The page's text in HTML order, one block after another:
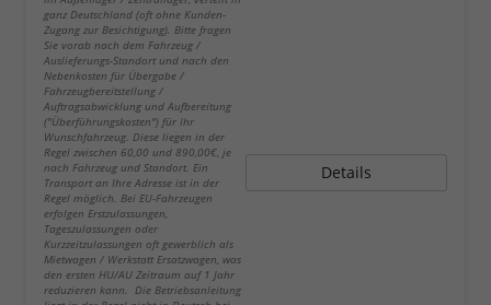
ganz Deutschland (oft ohne Kunden-
Zugang zur Besichtigung). Bitte fragen
Sie vorab nach dem Fahrzeug /
Auslieferungs-Standort und nach den
Nebenkosten für Übergabe /
Fahrzeugbereitstellung /
Auftragsabwicklung und Aufbereitung
("Überführungskosten") für Ihr
Wunschfahrzeug. Diese liegen in der
Regel zwischen 60,00 und 890,00€, je
nach Fahrzeug und Standort. Ein
Transport an Ihre Adresse ist in der
Regel möglich. Bei EU-Fahrzeugen
erfolgen Erstzulassungen,
Tageszulassungen oder
Kurzzeitzulassungen oft gewerblich als
Mietwagen / Werkstatt Ersatzwagen, was
den ersten HU/AU Zeitraum auf 1 Jahr
reduzieren kann. Die Betriebsanleitung
Details